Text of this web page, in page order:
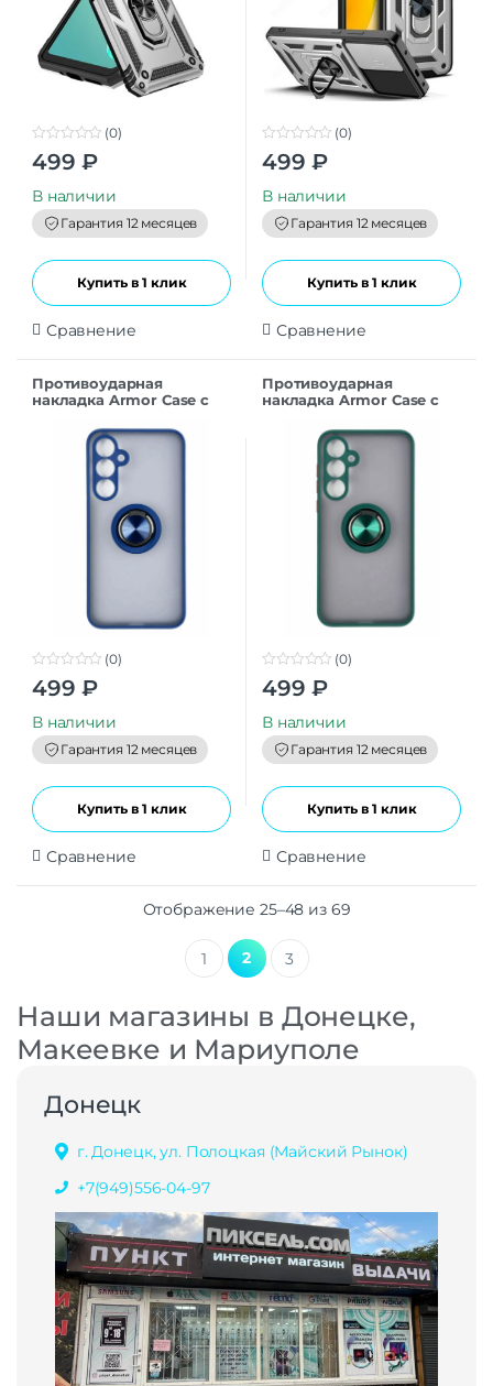
o
t
o
f
5
(0)
499 ₽
В наличии
Гарантия 12 месяцев
Купить в 1 клик
Сравнение
o
t
o
f
5
(0)
499 ₽
В наличии
Гарантия 12 месяцев
Купить в 1 клик
Сравнение
Противоударная
накладка Armor Case с
A55 Синий
o
t
o
f
5
(0)
499 ₽
В наличии
Гарантия 12 месяцев
Купить в 1 клик
Сравнение
Противоударная
накладка Armor Case с
A55 темно-зеленый
o
t
o
f
5
(0)
499 ₽
В наличии
Гарантия 12 месяцев
Купить в 1 клик
Сравнение
Отображение 25–48 из 69
1 2 3
Наши магазины в Донецке,
Макеевке и Мариуполе
Донецк
г. Донецк, ул. Полоцкая (Майский Рынок)
+7(949)556-04-97